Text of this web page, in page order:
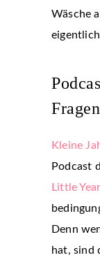
Wäsche
Kleine
Podcast
Little
Denn
hat, sind